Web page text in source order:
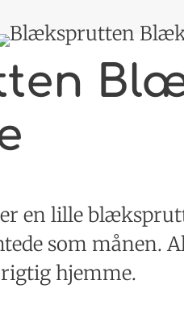
en lille
som månen.
hjemme.